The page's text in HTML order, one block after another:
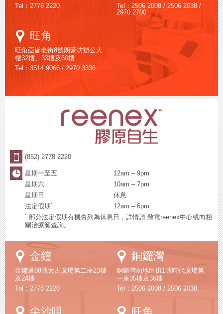
Tel：2778 2220
Tel：2506 2008 / 2506 2038 /
2970 2700
Google
Maps
旺角
旺角亞皆老街8號朗豪坊辦公大
樓32樓、33樓及60樓
Tel：3514 9066 / 2970 3336
(852) 2778 2220
星期一至五
12am – 9pm
星期六
10am – 7pm
星期日
休息
法定假期* 12am – 6pm
* 部分法定假期有機會列為休息日，詳情請 致電reenex中心或向相
關治療師查詢。
Google
Maps
金鐘
金鐘道88號太古廣場第二座23樓
及24樓
Tel：2778 2220
Google
Maps
銅鑼灣
銅鑼灣勿地臣街1號時代廣場第
一座35樓及36樓
Tel：2506 2008 / 2506 2038
Google Google